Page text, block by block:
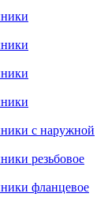
с наружной
резьбовое
фланцевое